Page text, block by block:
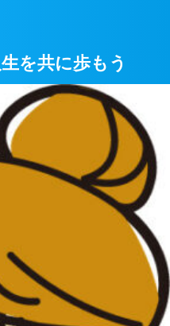
を共に歩もう